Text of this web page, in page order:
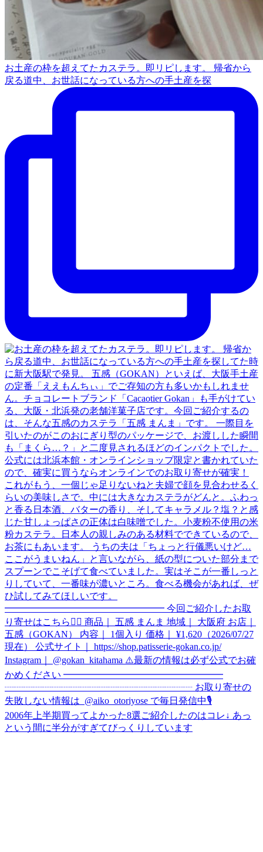
お土産の枠を超えてたカステラ。即リピします。 帰省から
戻る道中、お世話になっている方への手土産を探
2006年上半期買ってよかった8選ご紹介したのはコレ↓ あっ
という間に半分がすぎてびっくりしています